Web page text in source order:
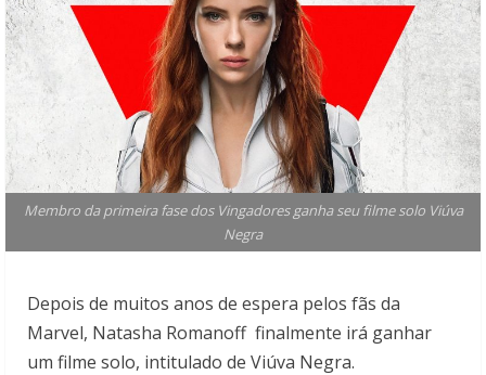
Membro da primeira fase dos Vingadores ganha seu filme solo Viúva
Negra
Depois de muitos anos de espera pelos fãs da
Marvel, Natasha Romanoff finalmente irá ganhar
um filme solo, intitulado de Viúva Negra.